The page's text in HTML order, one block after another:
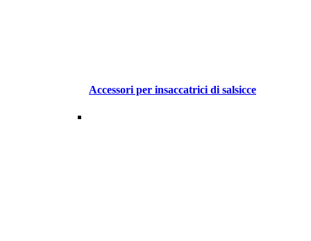
Accessori per insaccatrici di salsicce